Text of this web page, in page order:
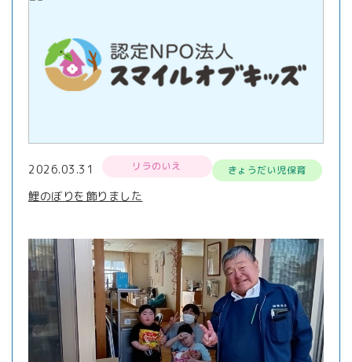
2026.03.31 リラのいえ きょうだい児保育
鯉のぼりを飾りました